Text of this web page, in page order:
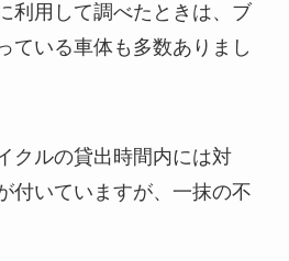
利用して調べたときは、ブ
ている車体も多数ありまし
クルの貸出時間内には対
付いていますが、一抹の不